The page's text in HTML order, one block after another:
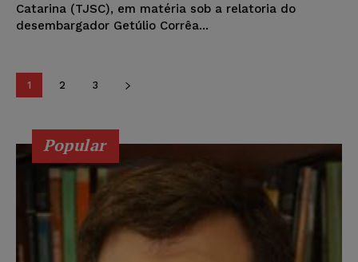
Catarina (TJSC), em matéria sob a relatoria do
desembargador Getúlio Corrêa...
1 2 3
Popular